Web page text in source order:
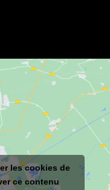
les cookies de
ce contenu